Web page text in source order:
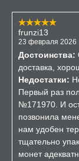
frunzi13
23 февраля 2026
Достоинства:
доставка,
Недостатки:
Первый раз
№171970. И
позвонила
нам удобен
тщательно
монет